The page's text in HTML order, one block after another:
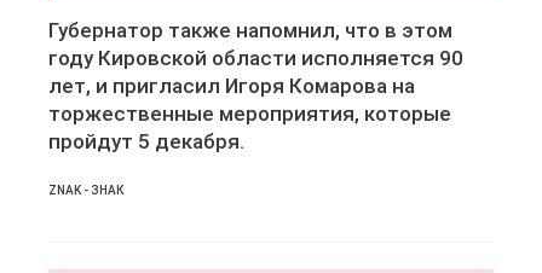
Губернатор также напомнил, что в этом
году Кировской области исполняется 90
лет, и пригласил Игоря Комарова на
торжественные мероприятия, которые
пройдут 5 декабря.
ZNAK - ЗНАК